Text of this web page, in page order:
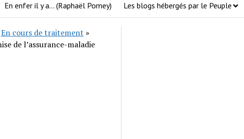
En enfer il y a… (Raphaël Pomey) Les blogs hébergés par le Peuple
En cours de traitement »
de l’assurance-maladie